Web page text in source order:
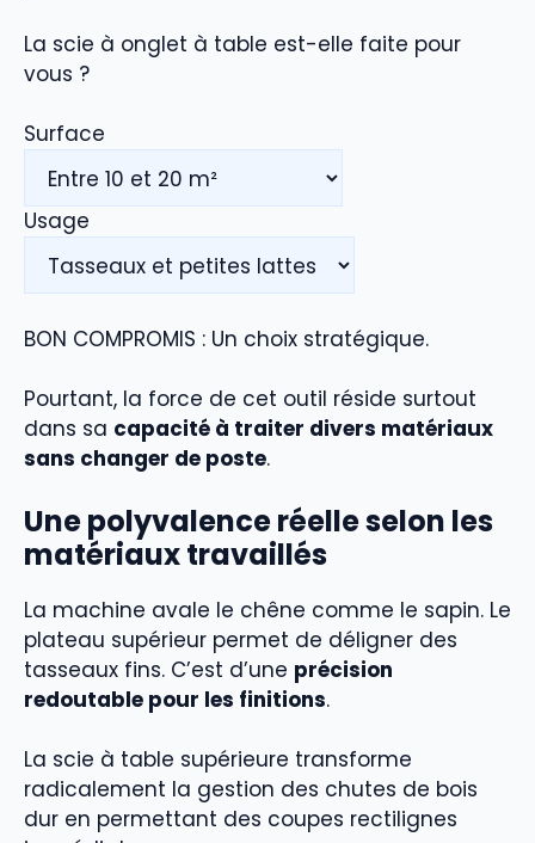
La scie à onglet à table est-elle faite pour
vous ?
Surface
Usage
BON COMPROMIS : Un choix stratégique.
Pourtant, la force de cet outil réside surtout
dans sa capacité à traiter divers matériaux
sans changer de poste.
Une polyvalence réelle selon les
matériaux travaillés
La machine avale le chêne comme le sapin. Le
plateau supérieur permet de déligner des
tasseaux fins. C’est d’une précision
redoutable pour les finitions.
La scie à table supérieure transforme
radicalement la gestion des chutes de bois
dur en permettant des coupes rectilignes